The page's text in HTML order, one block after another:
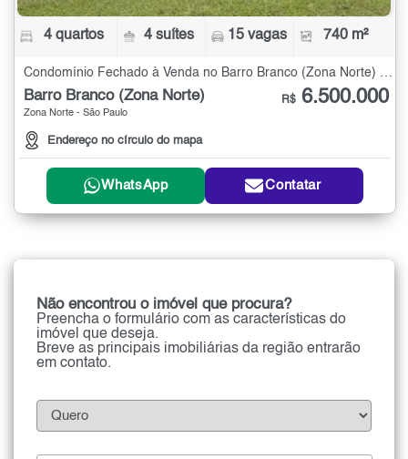
4 quartos 4 suítes 15 vagas 740 m²
Condomínio Fechado à Venda no Barro Branco (Zona Norte) com 4 quartos - 740 m²
Barro Branco (Zona Norte)
Zona Norte - São Paulo
Endereço no círculo do mapa
R$ 6.500.000
WhatsApp Contatar
Não encontrou o imóvel que procura?
Preencha o formulário com as características do
imóvel que deseja.
Breve as principais imobiliárias da região entrarão
em contato.